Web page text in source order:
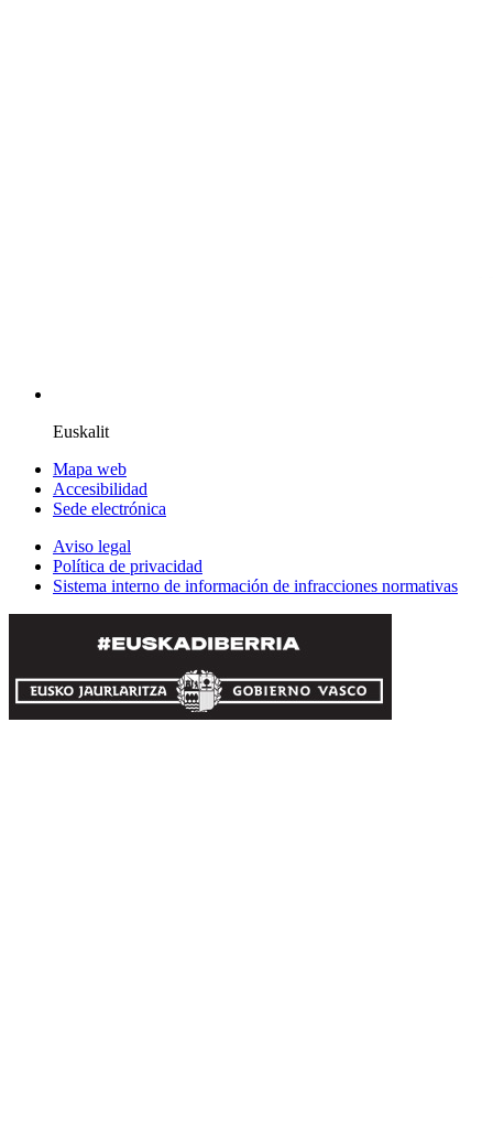
Euskalit
Mapa web
Accesibilidad
Sede electrónica
Aviso legal
Política de privacidad
Sistema interno de información de infracciones normativas